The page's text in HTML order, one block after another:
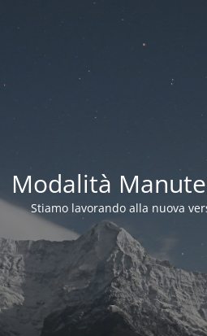
Modalità
Stiamo lavorando alla nuova